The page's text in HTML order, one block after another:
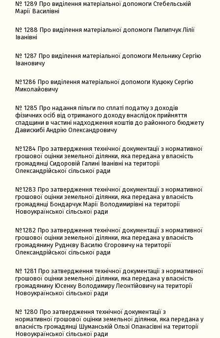
№ 1289 Про виділення матеріальної допомоги Стебельській
Марії Василівні
№ 1288 Про виділення матеріальної допомоги Пилипчук Лілії
Іванівні
№ 1287 Про виділення матеріальної допомоги Мельнику Сергію
Івановичу
№1286 Про виділення матеріальної допомоги Куцюку Сергію
Миколайовичу
№ 1285 Про надання пільги по сплаті податку з доходів
фізичних осіб від отриманого доходу внаслідок прийняття
спадщини в частині надходження коштів до районного бюджету
Давискибі Андрію Олександровичу
№1284 Про затвердження технічної документації з нормативної
грошової оцінки земельної ділянки, яка передана у власність
громадянці Сидоровій Галині Іванівні на території
Олександрійської сільської ради
№1283 Про затвердження технічної документації з нормативної
грошової оцінки земельної ділянки, яка передана у власність
громадянці Бондарчук Марії Володимирівні на території
Новоукраїнської сільської ради
№1282 Про затвердження технічної документації з нормативної
грошової оцінки земельної ділянки, яка передана у власність
громадянину Руднєву Василю Єгоровичу на території
Олександрійської сільської ради
№ 1281 Про затвердження технічної документації з нормативної
грошової оцінки земельної ділянки, яка передана у власність
громадянину Юсенку Володимиру Леонтійовичу на території
Новоукраїнської сільської ради
№ 1280 Про затвердження технічної документації з
нормативної грошової оцінки земельної ділянки, яка передана у
власність громадянці Шуманській Ользі Опанасівні на території
Новоукраїнської сільської ради